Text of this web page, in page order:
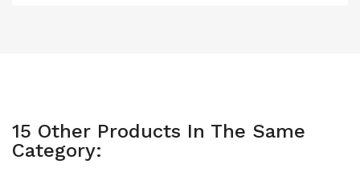
15 Other Products In The Same
Category: